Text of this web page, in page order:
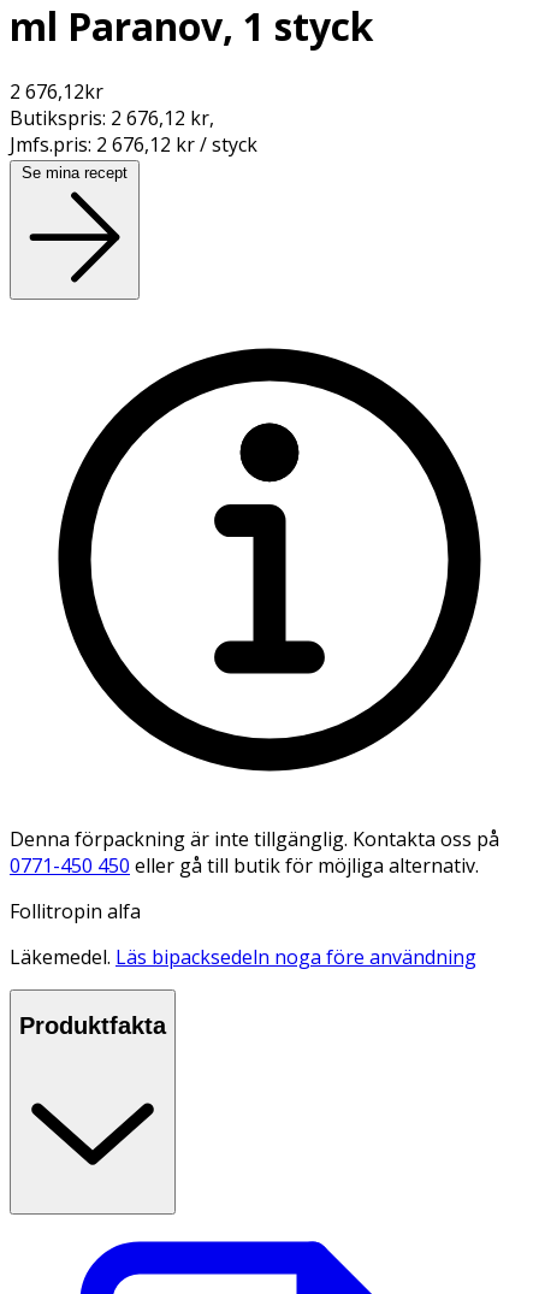
ml Paranov, 1 styck
2 676,12kr
Butikspris: 2 676,12 kr,
Jmfs.pris: 2 676,12 kr / styck
Se mina recept
Denna förpackning är inte tillgänglig. Kontakta oss på
0771-450 450 eller gå till butik för möjliga alternativ.
Follitropin alfa
Läkemedel. Läs bipacksedeln noga före användning
Produktfakta